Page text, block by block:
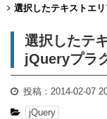
選択したテキストエ
選択したテ
jQueryプラ
投稿： 2014-02-07
jQuery